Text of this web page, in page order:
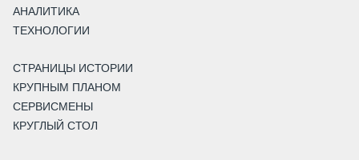
АНАЛИТИКА
ТЕХНОЛОГИИ
СТРАНИЦЫ ИСТОРИИ
КРУПНЫМ ПЛАНОМ
СЕРВИСМЕНЫ
КРУГЛЫЙ СТОЛ